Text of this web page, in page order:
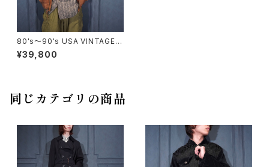
80's～90's USA VINTAGE E
DDIE BAUER LEATHER ZIP
UP BLOUON/80年代～90年
¥39,800
同じカテゴリの商品